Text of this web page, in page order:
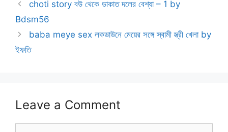
choti story বউ থেকে ডাকাত দলের বেশ্যা – 1 by
Bdsm56
baba meye sex লকডাউনে মেয়ের সঙ্গে স্বামী স্ত্রী খেলা by
ইফতি
Leave a Comment